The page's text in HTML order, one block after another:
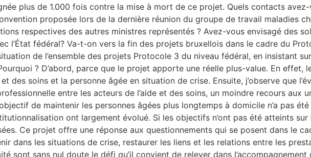
plus de 1.000 fois contre la mise à mort de ce projet. Quels contacts
proposée lors de la dernière réunion du groupe de travail maladies
respectives des autres ministres représentés ? Avez-vous envisagé des
l’État fédéral? Va-t-on vers la fin des projets bruxellois dans le cadre du
de l’ensemble des projets Protocole 3 du niveau fédéral, en insistant
? D’abord, parce que le projet apporte une réelle plus-value. En
des soins et la personne âgée en situation de crise. Ensuite, j’observe que
entre les acteurs de l’aide et des soins, un moindre recours aux
de maintenir les personnes âgées plus longtemps à domicile n’a pas
ont largement évolué. Si les objectifs n’ont pas été atteints
Ce projet offre une réponse aux questionnements qui se posent dans le
dans les situations de crise, restaurer les liens et les relations entre les
sont sans nul doute le défi qu’il convient de relever dans